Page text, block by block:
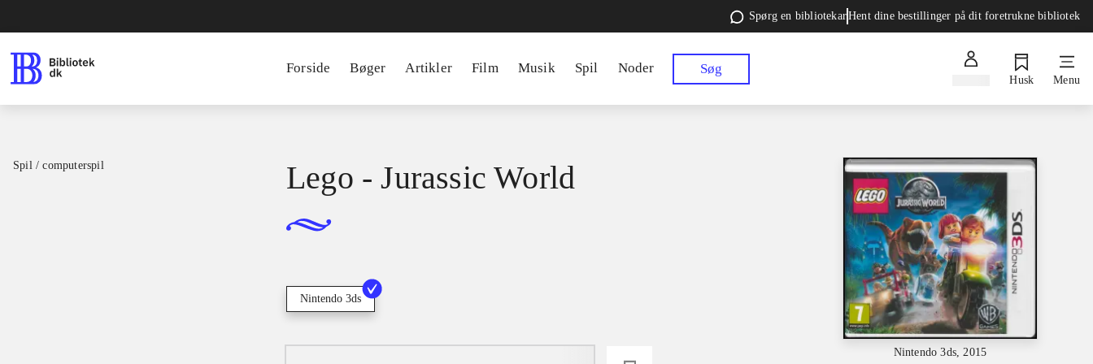
Spørg en bibliotekarHent dine bestillinger på dit foretrukne bibliotek
Forside Bøger Artikler Film Musik Spil Noder Søg
Husk Menu
Spil / computerspil
Nintendo 3ds, 2015
Lego - Jurassic World
Nintendo 3ds